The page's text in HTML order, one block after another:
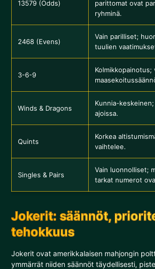
13579 (Odds)
parittomat ovat
ryhminä.
2468 (Evens)
Vain parilliset;
tuulien
3-6-9
Kolmikkopainotus;
Winds & Dragons
Kunnia-
ajoissa.
Quints
Korkea
vaihtelee.
Singles & Pairs
Vain luonnolliset;
tarkat numerot
Jokerit: säännöt,
tehokkuus
Jokerit ovat amerikkalaisen mahjongin
ymmärrät niiden säännöt täydellisesti,